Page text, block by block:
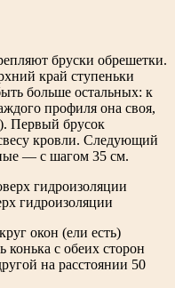
бруски обрешетки.
край ступеньки
больше остальных: к
профиля она своя,
Первый брусок
кровли. Следующий
— с шагом 35 см.
гидроизоляции
окон (ели есть)
с обеих сторон
на расстоянии 50